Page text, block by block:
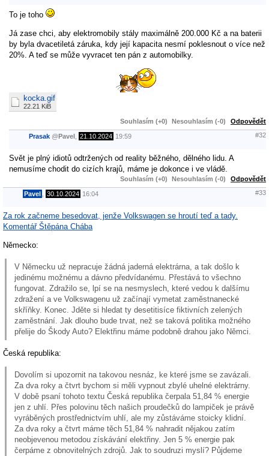
To je toho
Já zase chci, aby elektromobily stály maximálně 200.000 Kč a na baterii
by byla dvacetiletá záruka, kdy její kapacita nesmí poklesnout o více než
20%. A teď se může vyvracet ten pán z automobilky.
kocka.gif
22.21 KiB
Souhlasím (+0) Nesouhlasím (-0) Odpovědět
Prasak @Pavel 21.10.2024 19:59 #32
Svět je plný idiotů odtržených od reality běžného, dělného lidu. A
nemusíme chodit do cizích krajů, máme je dokonce i ve vládě.
Souhlasím (+0) Nesouhlasím (-0) Odpovědět
Pavel 30.10.2024 16:04 #33
Za rok začneme besedovat, jenže Volkswagen se hroutí teď a tady.
Komentář Štěpána Chába
Německo:
V Německu už nepracuje žádná jaderná elektrárna, a tak došlo k
jedinému možnému a dávno předvídanému. Přestává to všechno
fungovat. Zdražilo se, lpí se na nesmyslech, které vedou k dalšímu
zdražení a ve Volkswagenu už začínají vymetat zaměstnanecké
skříňky. Konec. Jděte si hledat ty desetitisíce fiktivních zelených
zaměstnání. Jak dlouho bude trvat, než se taková politika možného
přelije do Škody Auto? Elektřinu máme podobně drahou jako Němci.
Česká republika:
Dovolím si upozornit na takovou nesnáz, ke které jsme se zavázali.
Za dva roky a čtvrt bychom si měli vypnout zbylé uhelné elektrárny.
V době psaní tohoto textu Česká republika čerpala 51,84 % energie
jen z uhlí. Přes polovinu těch našich proudečků do lampiček je právě
vyráběných prostřednictvím uhlí, ale my zůstáváme stoicky klidní.
Za dva roky a čtvrt máme těch 51,84 % nahradit nějakou zatím
neobjevenou metodou získávání elektřiny. Jen 5 % energie pak
čerpáme z obnovitelných zdrojů. Jak to soudruzi myslí? Půjdeme